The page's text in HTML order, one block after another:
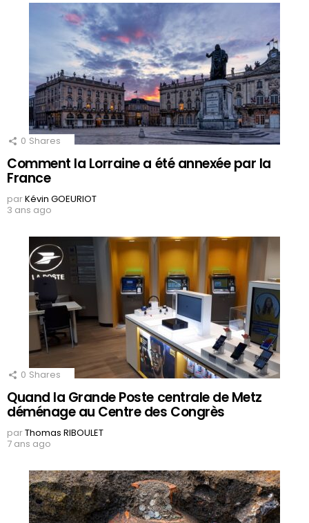
0 Shares
Comment la Lorraine a été annexée par la
France
parKévin GOEURIOT
3 ans ago
0 Shares
Quand la Grande Poste centrale de Metz
déménage au Centre des Congrès
parThomas RIBOULET
7 ans ago